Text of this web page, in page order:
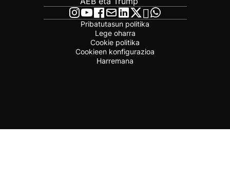
Pribatutasun politika
Lege oharra
Cookie politika
Cookieen konfigurazioa
Harremana